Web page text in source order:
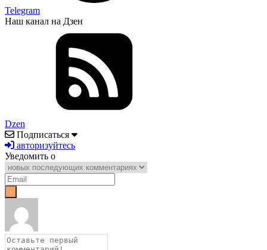
Telegram
Наш канал на Дзен
Dzen
Подписаться
авторизуйтесь
Уведомить о